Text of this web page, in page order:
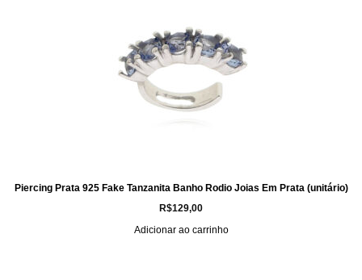
Piercing Prata 925 Fake Tanzanita Banho Rodio Joias Em Prata (unitário)
R$129,00
Adicionar ao carrinho